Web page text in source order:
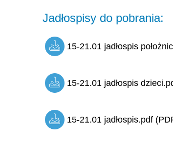
Jadłospisy do pobrania:
15-21.01 jadłospis
15-21.01 jadłospis
15-21.01 jadłospis.pdf